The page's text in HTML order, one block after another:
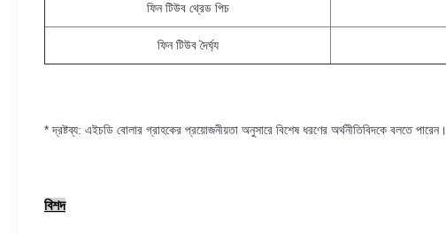
ফিন টিউব থ্রেড পিচ
ফিন টিউব দৈর্ঘ্য
* দ্রষ্টব্য: এইচডি বোলার গ্রাহকের প্রয়োজনীয়তা অনুসারে বিশেষ ধরণের অর্থনীতিবিদকে বলতে পারেন।
বিশদ